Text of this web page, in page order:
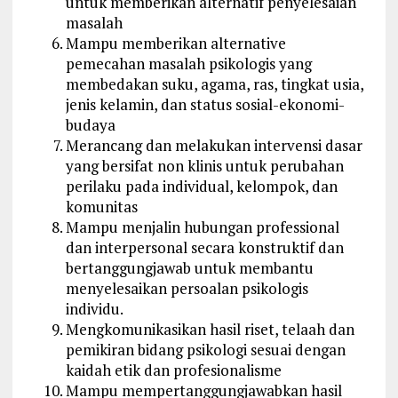
masalah
Mampu memberikan alternative
pemecahan masalah psikologis yang
membedakan suku, agama, ras, tingkat usia,
jenis kelamin, dan status sosial-ekonomi-
budaya
Merancang dan melakukan intervensi dasar
yang bersifat non klinis untuk perubahan
perilaku pada individual, kelompok, dan
komunitas
Mampu menjalin hubungan professional
dan interpersonal secara konstruktif dan
bertanggungjawab untuk membantu
menyelesaikan persoalan psikologis
individu.
Mengkomunikasikan hasil riset, telaah dan
pemikiran bidang psikologi sesuai dengan
kaidah etik dan profesionalisme
Mampu mempertanggungjawabkan hasil